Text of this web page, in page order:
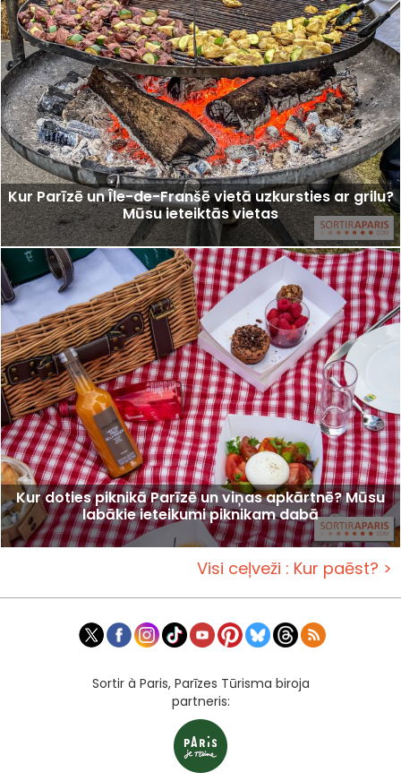
Kur Parīzē un Île-de-Franšē vietā uzkursties ar grilu?
Mūsu ieteiktās vietas
Kur doties piknikā Parīzē un viņas apkārtnē? Mūsu
labākie ieteikumi piknikam dabā
Visi ceļveži : Kur paēst? >
Sortir à Paris, Parīzes Tūrisma biroja
partneris: